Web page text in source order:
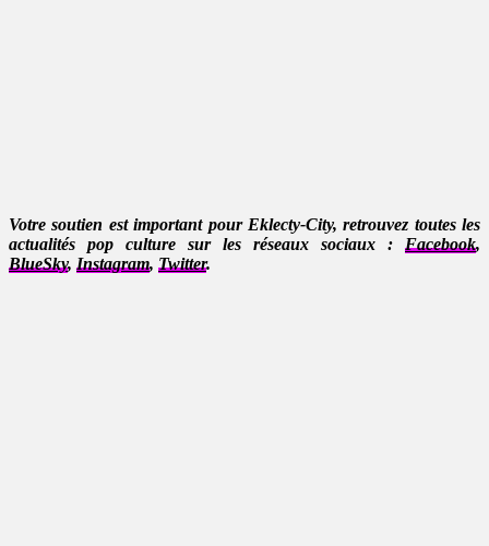
Votre soutien est important pour Eklecty-City, retrouvez toutes les
actualités pop culture sur les réseaux sociaux : Facebook,
BlueSky, Instagram, Twitter.